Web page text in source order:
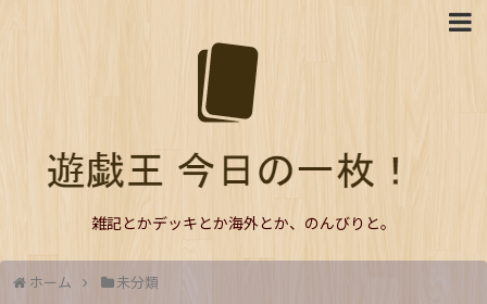
雑記とかデッキとか海外とか、のんびりと。
ホーム 未分類